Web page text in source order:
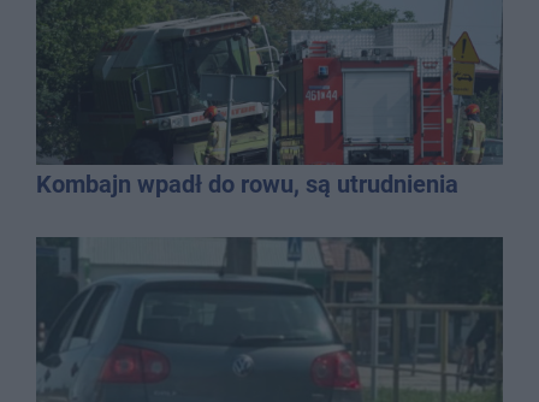
Kombajn wpadł do rowu, są utrudnienia